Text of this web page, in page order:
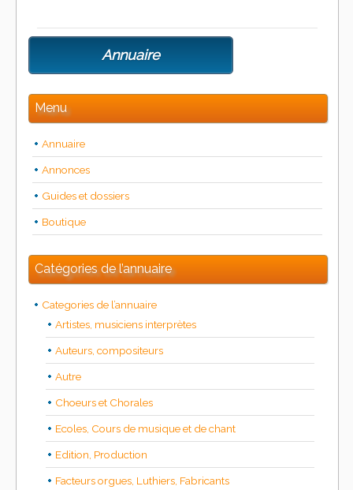
Annuaire
Menu
Annuaire
Annonces
Guides et dossiers
Boutique
Catégories de l’annuaire
Categories de l’annuaire
Artistes, musiciens interprètes
Auteurs, compositeurs
Autre
Choeurs et Chorales
Ecoles, Cours de musique et de chant
Edition, Production
Facteurs orgues, Luthiers, Fabricants